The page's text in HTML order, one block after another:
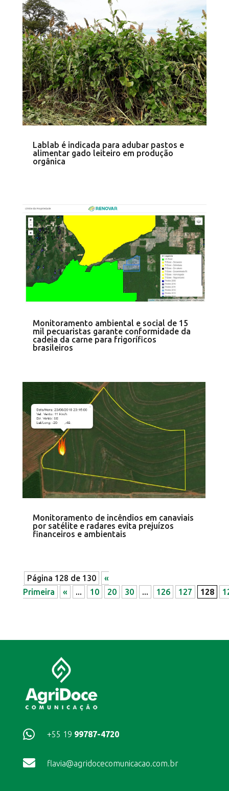
Lablab é indicada para adubar pastos e
alimentar gado leiteiro em produção
orgânica
Monitoramento ambiental e social de 15
mil pecuaristas garante conformidade da
cadeia da carne para frigoríficos
brasileiros
Monitoramento de incêndios em canaviais
por satélite e radares evita prejuízos
financeiros e ambientais
Página 128 de 130
«
Primeira
« ... 10 20 30 ... 126 127 128
 +55 19 99787-4720
 flavia@agridocecomunicacao.com.br